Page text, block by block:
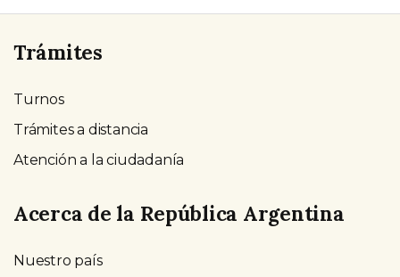
Trámites
Turnos
Trámites a distancia
Atención a la ciudadanía
Acerca de la República Argentina
Nuestro país